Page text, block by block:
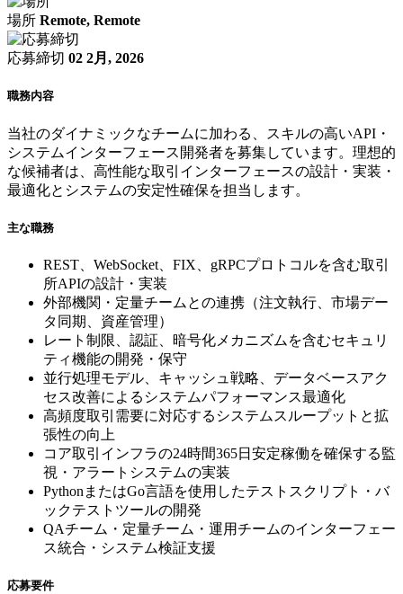
場所 Remote, Remote
応募締切 02 2月, 2026
職務内容
当社のダイナミックなチームに加わる、スキルの高いAPI・
システムインターフェース開発者を募集しています。理想的
な候補者は、高性能な取引インターフェースの設計・実装・
最適化とシステムの安定性確保を担当します。
主な職務
REST、WebSocket、FIX、gRPCプロトコルを含む取引
所APIの設計・実装
外部機関・定量チームとの連携（注文執行、市場デー
タ同期、資産管理）
レート制限、認証、暗号化メカニズムを含むセキュリ
ティ機能の開発・保守
並行処理モデル、キャッシュ戦略、データベースアク
セス改善によるシステムパフォーマンス最適化
高頻度取引需要に対応するシステムスループットと拡
張性の向上
コア取引インフラの24時間365日安定稼働を確保する監
視・アラートシステムの実装
PythonまたはGo言語を使用したテストスクリプト・バ
ックテストツールの開発
QAチーム・定量チーム・運用チームのインターフェー
ス統合・システム検証支援
応募要件